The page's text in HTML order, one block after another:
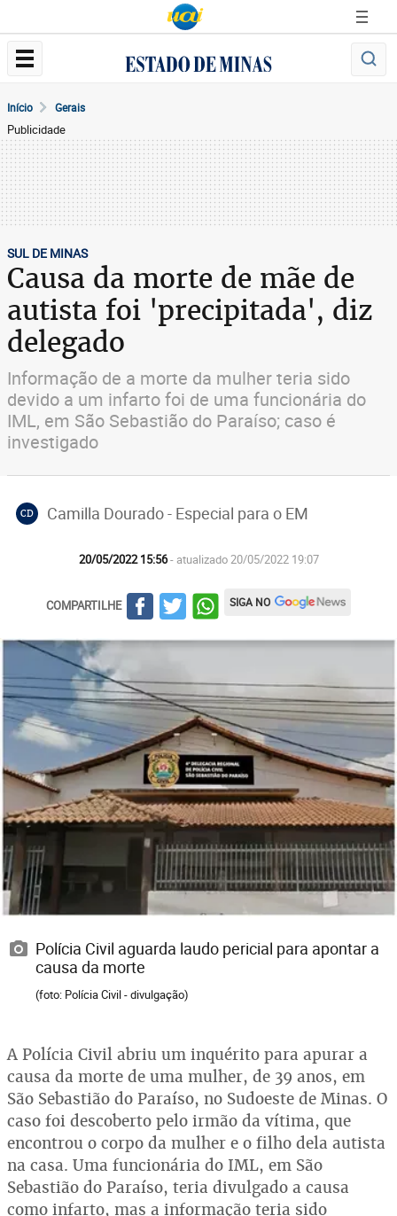
Início Gerais
Publicidade
SUL DE MINAS
Causa da morte de mãe de
autista foi 'precipitada', diz
delegado
Informação de a morte da mulher teria sido
devido a um infarto foi de uma funcionária do
IML, em São Sebastião do Paraíso; caso é
investigado
CD Camilla Dourado - Especial para o EM
20/05/2022 15:56- atualizado 20/05/2022 19:07
COMPARTILHE SIGA NO
Polícia Civil aguarda laudo pericial para apontar a
causa da morte
(foto: Polícia Civil - divulgação)
A Polícia Civil abriu um inquérito para apurar a
causa da morte de uma mulher, de 39 anos, em
São Sebastião do Paraíso, no Sudoeste de Minas. O
caso foi descoberto pelo irmão da vítima, que
encontrou o corpo da mulher e o filho dela autista
na casa. Uma funcionária do IML, em São
Sebastião do Paraíso, teria divulgado a causa
como infarto, mas a informação teria sido